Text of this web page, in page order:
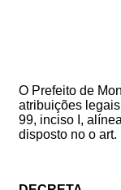
O Prefeito de
atribuições
99, inciso I,
disposto no o art.